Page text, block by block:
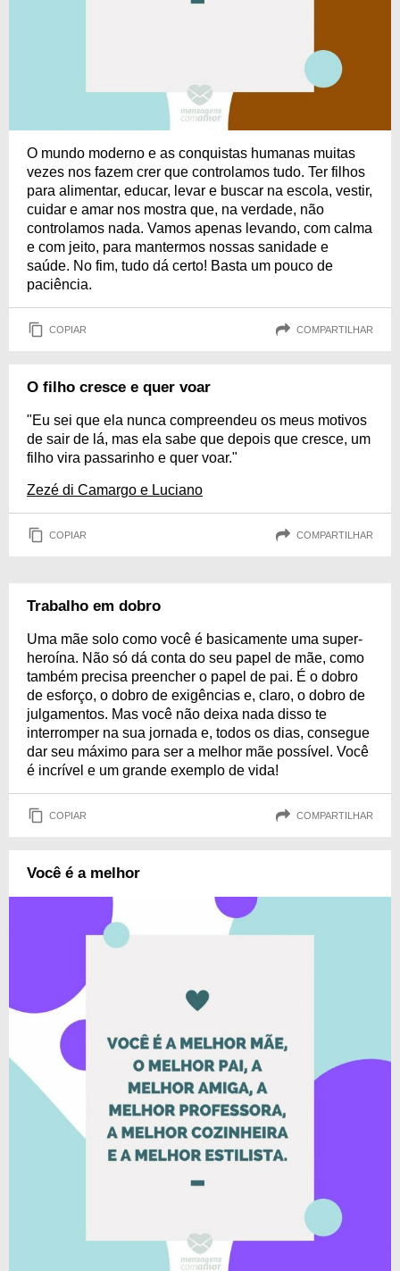
O mundo moderno e as conquistas humanas muitas
vezes nos fazem crer que controlamos tudo. Ter filhos
para alimentar, educar, levar e buscar na escola, vestir,
cuidar e amar nos mostra que, na verdade, não
controlamos nada. Vamos apenas levando, com calma
e com jeito, para mantermos nossas sanidade e
saúde. No fim, tudo dá certo! Basta um pouco de
paciência.
COPIAR COMPARTILHAR
O filho cresce e quer voar
"Eu sei que ela nunca compreendeu os meus motivos
de sair de lá, mas ela sabe que depois que cresce, um
filho vira passarinho e quer voar."
Zezé di Camargo e Luciano
COPIAR COMPARTILHAR
Trabalho em dobro
Uma mãe solo como você é basicamente uma super-
heroína. Não só dá conta do seu papel de mãe, como
também precisa preencher o papel de pai. É o dobro
de esforço, o dobro de exigências e, claro, o dobro de
julgamentos. Mas você não deixa nada disso te
interromper na sua jornada e, todos os dias, consegue
dar seu máximo para ser a melhor mãe possível. Você
é incrível e um grande exemplo de vida!
COPIAR COMPARTILHAR
Você é a melhor